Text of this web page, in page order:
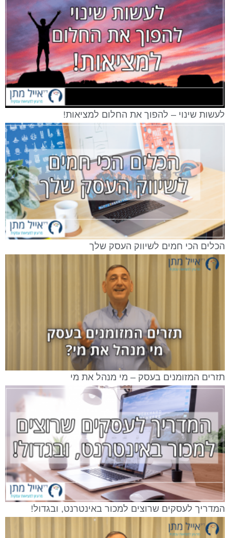
לעשות שינוי – להפוך את החלום למציאות!
הכלים הכי חמים לשיווק העסק שלך
תזרים המזומנים בעסק – מי מנהל את מי
המדריך לעסקים שרוצים למכור באינטרנט, ובגדול!